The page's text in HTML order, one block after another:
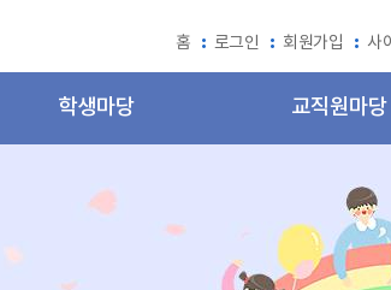
홈 로그인 회원가입 사
학생마당 교직원마당